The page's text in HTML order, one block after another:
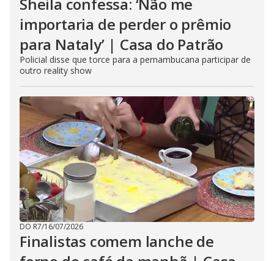
importaria de perder o prêmio
para Nataly’ | Casa do Patrão
Policial disse que torce para a pernambucana participar de
outro reality show
DO R7/16/07/2026
Finalistas comem lanche de